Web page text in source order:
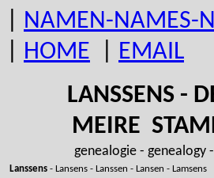
NAMEN-NAMES-
HOME EMAIL
LANSSENS -
MEIRE
genealogie - genealogy
Lanssens- Lansens - Lanssen - Lansen -